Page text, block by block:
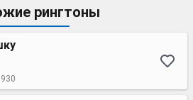
рингтоны
930